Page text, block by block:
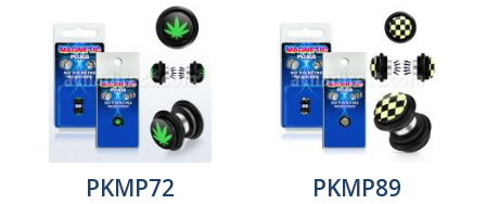
PKMP72
PKMP89